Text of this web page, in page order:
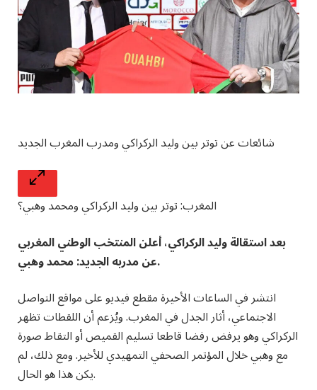
شائعات عن توتر بين وليد الركراكي ومدرب المغرب الجديد
المغرب: توتر بين وليد الركراكي ومحمد وهبي؟
بعد استقالة وليد الركراكي، أعلن المنتخب الوطني المغربي
عن مدربه الجديد: محمد وهبي.
انتشر في الساعات الأخيرة مقطع فيديو على مواقع التواصل
الاجتماعي، أثار الجدل في المغرب. ويُزعم أن اللقطات تظهر
الركراكي وهو يرفض رفضا قاطعا تسليم القميص أو التقاط صورة
مع وهبي خلال المؤتمر الصحفي التمهيدي للأخير. ومع ذلك، لم
يكن هذا هو الحال.